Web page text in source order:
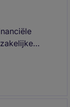
processen.